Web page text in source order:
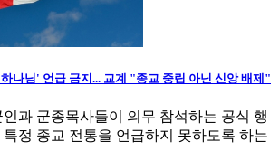
나님' 언급 금지... 교계 "종교 중립 아닌 신앙 배제"
과 군종목사들이 의무 참석하는 공식 행
정 종교 전통을 언급하지 못하도록 하는